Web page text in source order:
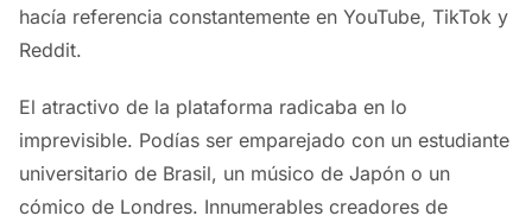
hacía referencia constantemente en YouTube, TikTok y
Reddit.
El atractivo de la plataforma radicaba en lo
imprevisible. Podías ser emparejado con un estudiante
universitario de Brasil, un músico de Japón o un
cómico de Londres. Innumerables creadores de